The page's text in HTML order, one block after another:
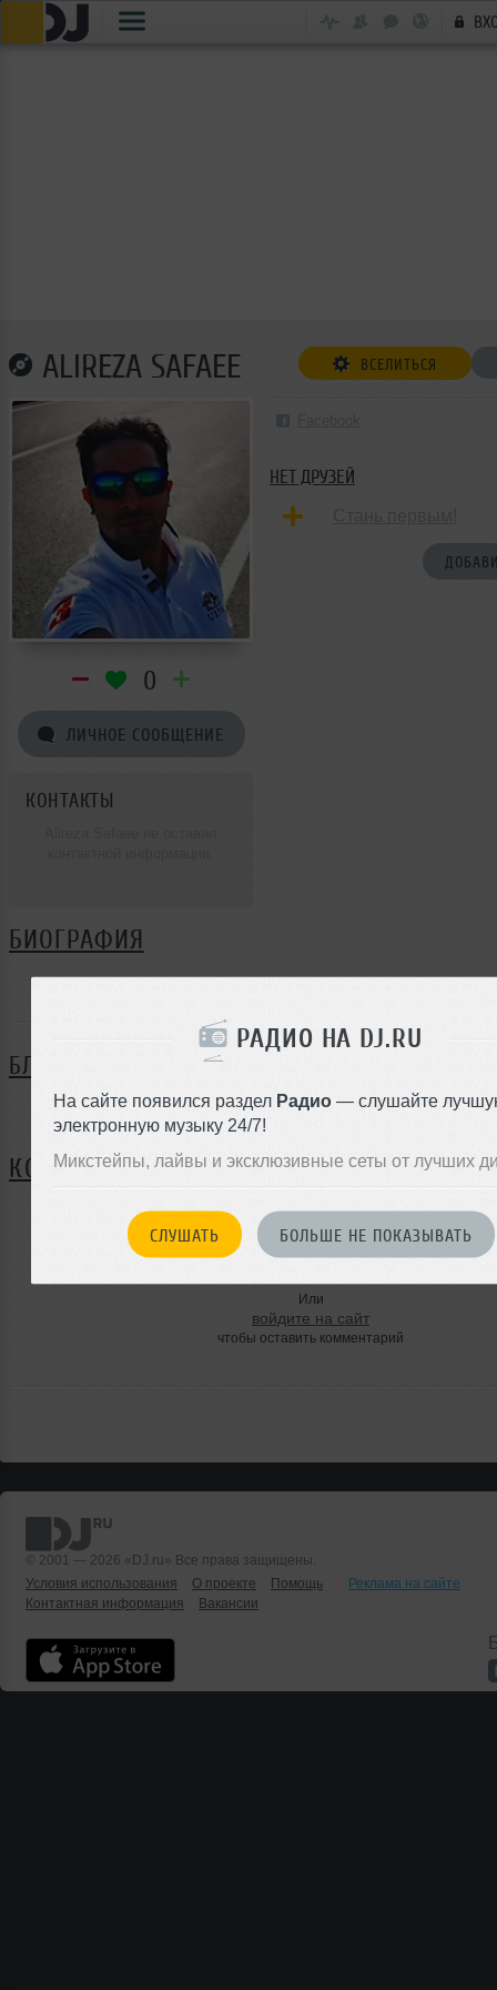
РАДИО НА DJ.RU
На сайте появился раздел Радио — слушайте
электронную музыку 24/7!
Микстейпы, лайвы и эксклюзивные сеты от лучших
СЛУШАТЬ БОЛЬШЕ НЕ ПОКАЗЫВАТЬ
ALIREZA SAFAEE ВСЕЛИТЬСЯ
0
ЛИЧНОЕ СООБЩЕНИЕ
КОНТАКТЫ
НЕТ ДРУЗЕЙ
БИОГРАФИЯ
БЛОГ
Нет записей в блоге
КОММЕНТАРИИ
ЗАРЕГИСТРИРУЙТЕСЬ
Или
войдите на сайт
чтобы оставить комментарий
© 2001 — 2026 «DJ.ru» Все права защищены.
Условия использования
О проекте Помощь
Реклама на сайте
Контактная информация
Вакансии